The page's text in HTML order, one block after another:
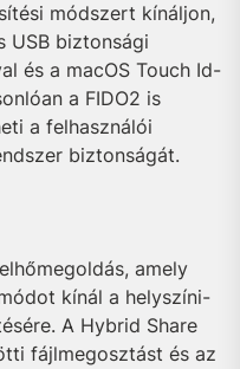
módszert kínáljon,
USB biztonsági
és a macOS Touch Id-
a FIDO2 is
a felhasználói
biztonságát.
amely
kínál a helyszíni-
A Hybrid Share
fájlmegosztást és az